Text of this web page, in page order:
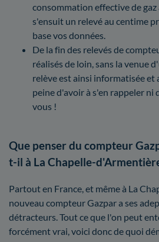
consommation effective de gaz
s'ensuit un relevé au centime
base vos données.
De la fin des relevés de
réalisés de loin, sans la venue
relève est ainsi informatisée et
peine d'avoir à s'en rappeler ni
vous !
Que penser du compteur
t-il à La Chapelle-
Partout en France, et même à La
nouveau compteur Gazpar a ses
détracteurs. Tout ce que l'on peut
forcément vrai, voici donc de quoi